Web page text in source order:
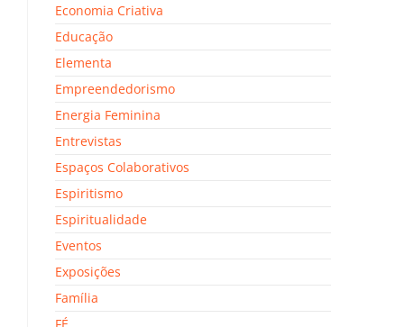
Economia Criativa
Educação
Elementa
Empreendedorismo
Energia Feminina
Entrevistas
Espaços Colaborativos
Espiritismo
Espiritualidade
Eventos
Exposições
Família